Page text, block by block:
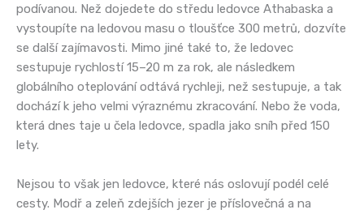
podívanou. Než dojedete do středu ledovce Athabaska a
vystoupíte na ledovou masu o tloušťce 300 metrů, dozvíte
se další zajímavosti. Mimo jiné také to, že ledovec
sestupuje rychlostí 15–20 m za rok, ale následkem
globálního oteplování odtává rychleji, než sestupuje, a tak
dochází k jeho velmi výraznému zkracování. Nebo že voda,
která dnes taje u čela ledovce, spadla jako sníh před 150
lety.
Nejsou to však jen ledovce, které nás oslovují podél celé
cesty. Modř a zeleň zdejších jezer je příslovečná a na